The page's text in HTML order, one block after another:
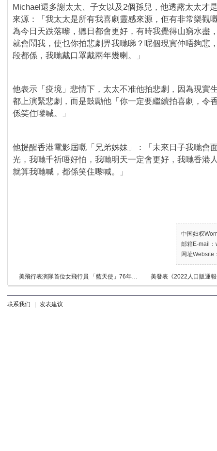
Michael還多謝太太、子女以及2個孫兒，他透露太太才
來源：「我太太是所有我喜劇靈感來源，佢有非常樂觀
為今日天跌落嚟，聽日都會更好，有時我覺得山窮水盡
就會鬧我，使乜你拍悲劇畀我哋睇？呢個現實仲唔夠悲
段都係，我哋戴口罩戴兩年幾喇。」
他表示「疫境」悲情下，太太不准他拍悲劇，因為現實
都上演緊悲劇，而是鼓勵他「你一定要繼續拍喜劇，令
係笑住嚟喊。」
他提醒香港電影屆嘅「兄弟姊妹」：「未來日子我哋會
光，我哋千祈唔好怕，我哋明天一定會更好，我哋香港
就算我哋喊，都係笑住嚟喊。」
中国妇权
邮箱E-mail
网址Website
美發表《2022人口販運
联系我们 | 发表建议